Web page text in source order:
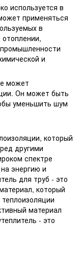
используется в
применяться
в
и
может
Он может быть
уменьшить шум
который
другими
спектре
энергию и
для труб - это
который
материал
- это